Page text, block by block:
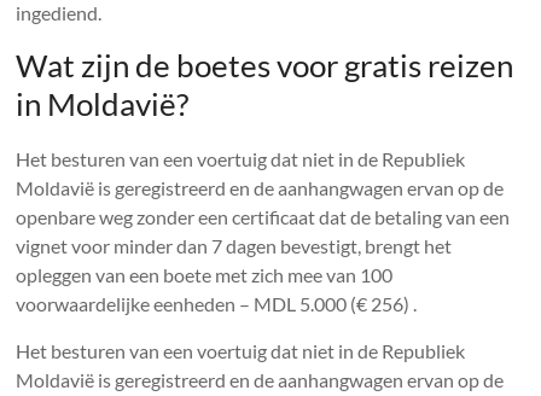
ingediend.
Wat zijn de boetes voor gratis reizen
in Moldavië?
Het besturen van een voertuig dat niet in de Republiek
Moldavië is geregistreerd en de aanhangwagen ervan op de
openbare weg zonder een certificaat dat de betaling van een
vignet voor minder dan 7 dagen bevestigt, brengt het
opleggen van een boete met zich mee van 100
voorwaardelijke eenheden – MDL 5.000 (€ 256) .
Het besturen van een voertuig dat niet in de Republiek
Moldavië is geregistreerd en de aanhangwagen ervan op de